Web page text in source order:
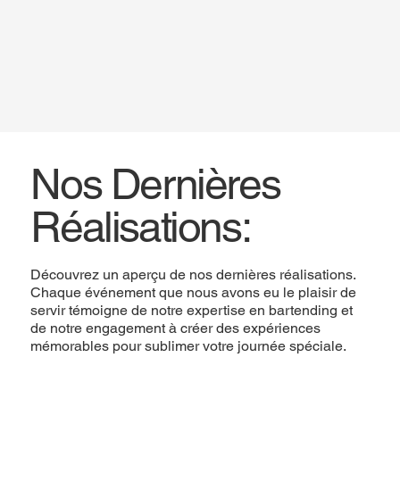
Nos Dernières
Réalisations:
Découvrez un aperçu de nos dernières réalisations.
Chaque événement que nous avons eu le plaisir de
servir témoigne de notre expertise en bartending et
de notre engagement à créer des expériences
mémorables pour sublimer votre journée spéciale.